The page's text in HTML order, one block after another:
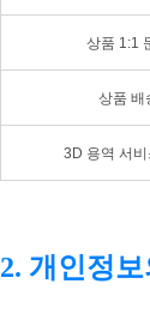
상품 1:1
상품 배
3D 용역 서비
2. 개인정